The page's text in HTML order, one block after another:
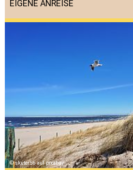
EIGENE ANREISE
skuter56 auf pixabay